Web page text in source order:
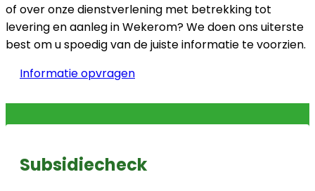
of over onze dienstverlening met betrekking tot
levering en aanleg in Wekerom? We doen ons uiterste
best om u spoedig van de juiste informatie te voorzien.
Informatie opvragen
Subsidiecheck